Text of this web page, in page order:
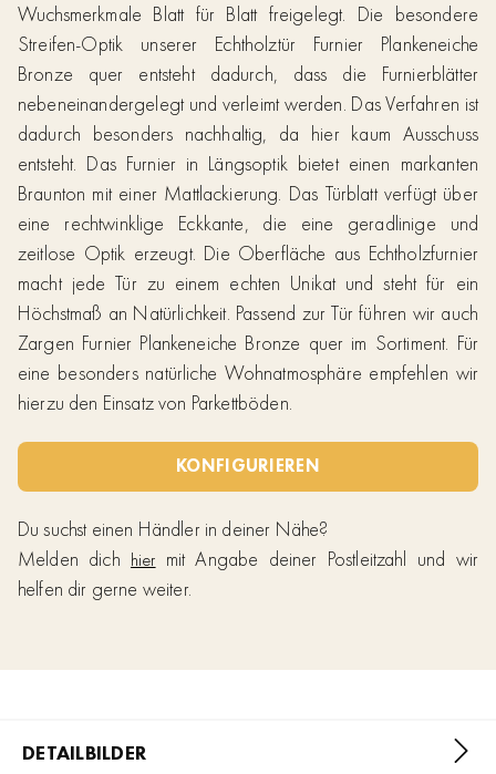
Wuchsmerkmale Blatt für Blatt freigelegt. Die besondere
Streifen-Optik unserer Echtholztür Furnier Plankeneiche
Bronze quer entsteht dadurch, dass die Furnierblätter
nebeneinandergelegt und verleimt werden. Das Verfahren ist
dadurch besonders nachhaltig, da hier kaum Ausschuss
entsteht. Das Furnier in Längsoptik bietet einen markanten
Braunton mit einer Mattlackierung. Das Türblatt verfügt über
eine rechtwinklige Eckkante, die eine geradlinige und
zeitlose Optik erzeugt. Die Oberfläche aus Echtholzfurnier
macht jede Tür zu einem echten Unikat und steht für ein
Höchstmaß an Natürlichkeit. Passend zur Tür führen wir auch
Zargen Furnier Plankeneiche Bronze quer im Sortiment. Für
eine besonders natürliche Wohnatmosphäre empfehlen wir
hierzu den Einsatz von Parkettböden.
KONFIGURIEREN
Du suchst einen Händler in deiner Nähe?
Melden dich hier mit Angabe deiner Postleitzahl und wir
helfen dir gerne weiter.
DETAILBILDER